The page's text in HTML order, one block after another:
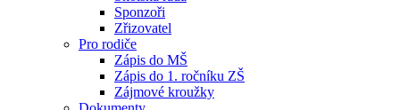
Sponzoři
Zřizovatel
Pro rodiče
Zápis do MŠ
Zápis do 1. ročníku ZŠ
Zájmové kroužky